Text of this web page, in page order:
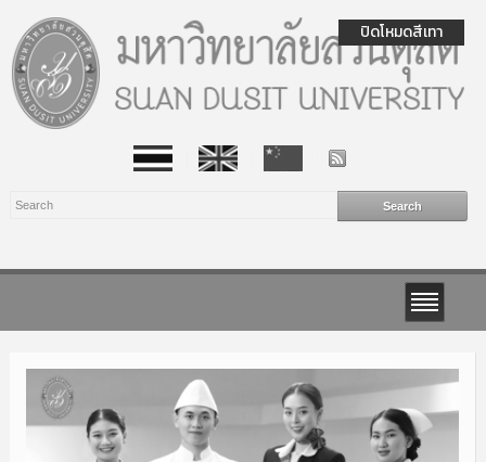
ปิดโหมดสีเทา